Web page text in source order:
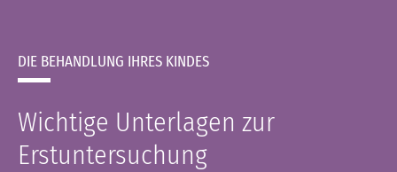
DIE BEHANDLUNG IHRES KINDES
Wichtige Unterlagen zur
Erstuntersuchung